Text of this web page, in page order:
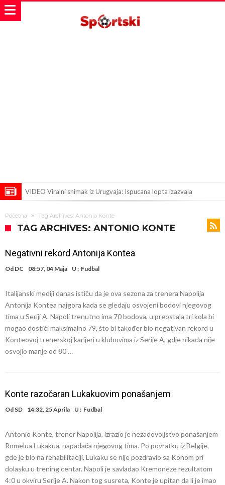
VIDEO Viralni snimak iz Urugvaja: Ispucana lopta izazvala
Španija na nogama, Barcelona i Real u strahu: “Novi Haaland” je
zaprepašteni njegovim riječima
Potpuni obračun – Barselona preotima najvažniji letnji transfer
Atletika?!
Ovo se Novaku nikad nije dešavalo: Sinner i Alcaraz odustaju, a
Zverev se odmah “raspao”
Infantino imao ljubavnicu: Isplivale skandalozne informacije, dobila je
novac od UEFA
Mourinho uvodi strogu disciplinu u Real Madrid. Ovo su tri nova
Početna Tag Archives: Antonio Konte
TAG ARCHIVES: ANTONIO KONTE
Negativni rekord Antonija Kontea
Od DC 08:57, 04 Maja U : Fudbal
Italijanski mediji danas ističu da je ova sezona za trenera Napolija
Antonija Kontea najgora kada se gledaju osvojeni bodovi njegovog
tima u Seriji A. Napoli trenutno ima 70 bodova, u preostala tri kola bi
mogao dostići maksimalno 79, što bi također bio negativan rekord u
Konteovoj trenerskoj karijeri u klubovima iz Serije A, gdje nikada nije
osvojio manje od 80 …
Konte razočaran Lukakuovim ponašanjem
Od SD 14:32, 25 Aprila U : Fudbal
Antonio Konte, trener Napolija, izrazio je nezadovoljstvo ponašanjem
Romelua Lukakua, napadača njegovog tima. Po povratku iz Belgije,
gde je bio na rehabilitaciji, Lukaku se nije pozdravio sa Konom pri
dolasku u trening centar. Napoli je savladao Kremoneze rezultatom
4:0 u okviru Serije A. Nakon tog susreta, Konte je upitan da li je imao